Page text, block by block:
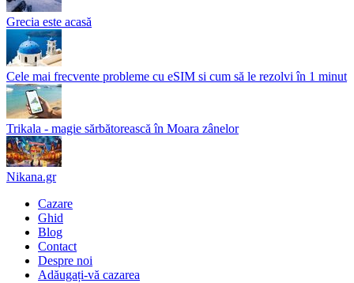
Grecia este acasă
Cele mai frecvente probleme cu eSIM si cum să le rezolvi în 1 minut
Trikala - magie sărbătorească în Moara zânelor
Nikana.gr
Cazare
Ghid
Blog
Contact
Despre noi
Adăugați-vă cazarea